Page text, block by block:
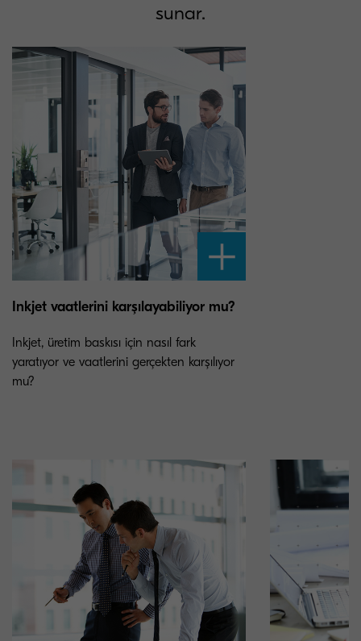
sunar.
Inkjet vaatlerini karşılayabiliyor mu?
Inkjet, üretim baskısı için nasıl fark
yaratıyor ve vaatlerini gerçekten karşılıyor
mu?